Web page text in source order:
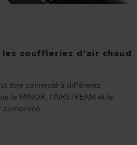
souffleries d'air chaud
être connecté à différents
le MINOR, l'AIRSTREAM et le
comprimé.